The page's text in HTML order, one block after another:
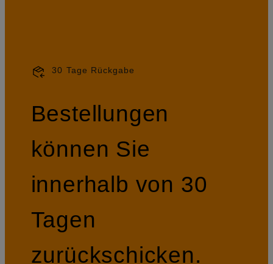
30 Tage Rückgabe
Bestellungen
können Sie
innerhalb von 30
Tagen
zurückschicken.